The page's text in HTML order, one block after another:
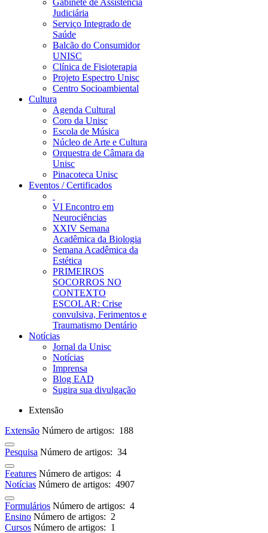
Gabinete de Assistência
Judiciária
Serviço Integrado de
Saúde
Balcão do Consumidor
UNISC
Clínica de Fisioterapia
Projeto Espectro Unisc
Centro Socioambiental
Cultura
Agenda Cultural
Coro da Unisc
Escola de Música
Núcleo de Arte e Cultura
Orquestra de Câmara da
Unisc
Pinacoteca Unisc
Eventos / Certificados
VI Encontro em
Neurociências
XXIV Semana
Acadêmica da Biologia
Semana Acadêmica da
Estética
PRIMEIROS
SOCORROS NO
CONTEXTO
ESCOLAR: Crise
convulsiva, Ferimentos e
Traumatismo Dentário
Notícias
Jornal da Unisc
Notícias
Imprensa
Blog EAD
Sugira sua divulgação
Extensão
Extensão Número de artigos: 188
Pesquisa Número de artigos: 34
Features Número de artigos: 4
Notícias Número de artigos: 4907
Formulários Número de artigos: 4
Ensino Número de artigos: 2
Cursos Número de artigos: 1